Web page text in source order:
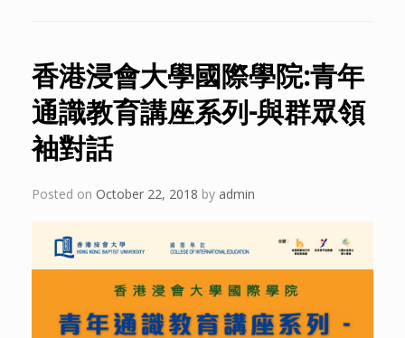
香港浸會大學國際學院:青年
通識教育講座系列-與群眾領
袖對話
Posted on October 22, 2018 by admin